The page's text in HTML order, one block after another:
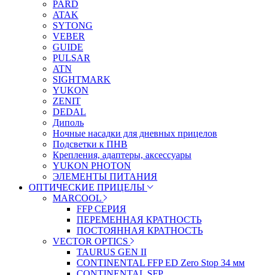
PARD
ATAK
SYTONG
VEBER
GUIDE
PULSAR
ATN
SIGHTMARK
YUKON
ZENIT
DEDAL
Диполь
Ночные насадки для дневных прицелов
Подсветки к ПНВ
Крепления, адаптеры, аксессуары
YUKON PHOTON
ЭЛЕМЕНТЫ ПИТАНИЯ
ОПТИЧЕСКИЕ ПРИЦЕЛЫ
MARCOOL
FFP СЕРИЯ
ПЕРЕМЕННАЯ КРАТНОСТЬ
ПОСТОЯННАЯ КРАТНОСТЬ
VECTOR OPTICS
TAURUS GEN II
CONTINENTAL FFP ED Zero Stop 34 мм